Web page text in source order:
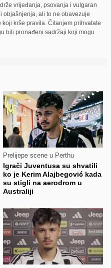
vrijeđanja, psovanja i vulgaran
objašnjenja, ali to ne obavezuje
krše pravila. Čitanjem prihvatate
biti pronađeni sadržaji koji mogu
Prelijepe scene u Perthu
Igrači Juventusa su shvatili
ko je Kerim Alajbegović kada
su stigli na aerodrom u
Australiji